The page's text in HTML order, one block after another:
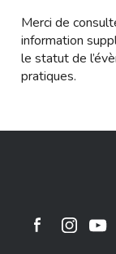
Merci de
information
le statut de
pratiques.
Ville de